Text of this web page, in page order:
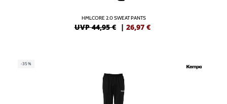
HMLCORE 2.0 SWEAT PANTS
UVP 44,95 € | 26,97 €
-35%